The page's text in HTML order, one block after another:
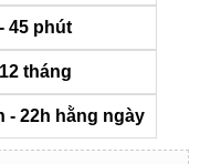
45 phút
tháng
- 22h hằng ngày